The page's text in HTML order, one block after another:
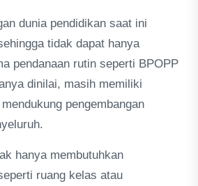
dunia pendidikan saat ini
tidak dapat hanya
pendanaan rutin seperti BPOPP
dinilai, masih memiliki
pengembangan
hanya membutuhkan
ruang kelas atau